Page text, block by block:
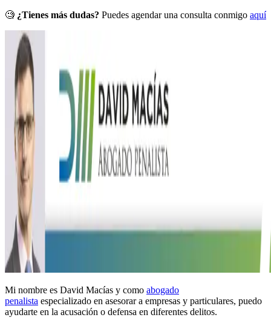
🧐 ¿Tienes más dudas? Puedes agendar una consulta conmigo aquí
Mi nombre es David Macías y como abogado
penalista especializado en asesorar a empresas y particulares, puedo
ayudarte en la acusación o defensa en diferentes delitos.